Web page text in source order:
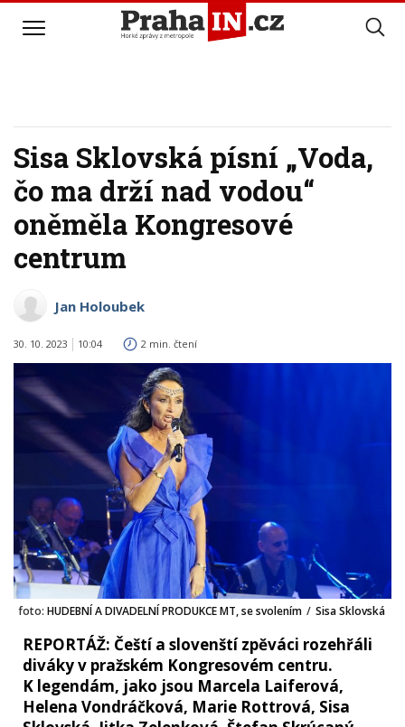
Sisa Sklovská písní „Voda,
čo ma drží nad vodou“
oněměla Kongresové
centrum
Jan Holoubek
30. 10. 2023 10:04 2 min. čtení
foto: HUDEBNÍ A DIVADELNÍ PRODUKCE MT, se svolením / Sisa Sklovská
REPORTÁŽ: Čeští a slovenští zpěváci rozehřáli
diváky v pražském Kongresovém centru.
K legendám, jako jsou Marcela Laiferová,
Helena Vondráčková, Marie Rottrová, Sisa